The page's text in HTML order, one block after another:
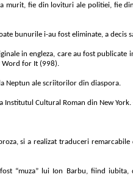
murit, fie din lovituri ale politiei, fie
bunurile i-au fost eliminate, a decis
in engleza, care au fost publicate
Word for It (998).
Neptun ale scriitorilor din diaspora.
Cultural Roman din New York.
si a realizat traduceri
“muza” lui Ion Barbu, fiind iubita,